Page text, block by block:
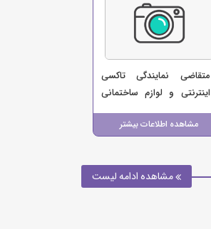
مشاهده اطلاعات بیشتر
متقاضی نمایندگی تاکسی
اینترنتی و لوازم ساختمانی
(موسسه اتومبیل کرایه 90)
مشاهده ادامه لیست